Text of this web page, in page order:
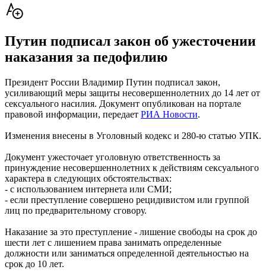
Путин подписал закон об ужесточении
наказания за педофилию
Президент России Владимир Путин подписал закон,
усиливающий меры защиты несовершеннолетних до 14 лет от
сексуального насилия. Документ опубликован на портале
правовой информации, передает РИА Новости.
Изменения внесены в Уголовный кодекс и 280-ю статью УПК.
Документ ужесточает уголовную ответственность за
принуждение несовершеннолетних к действиям сексуального
характера в следующих обстоятельствах:
- с использованием интернета или СМИ;
- если преступление совершено рецидивистом или группой
лиц по предварительному сговору.
Наказание за это преступление - лишение свободы на срок до
шести лет с лишением права занимать определенные
должности или заниматься определенной деятельностью на
срок до 10 лет.